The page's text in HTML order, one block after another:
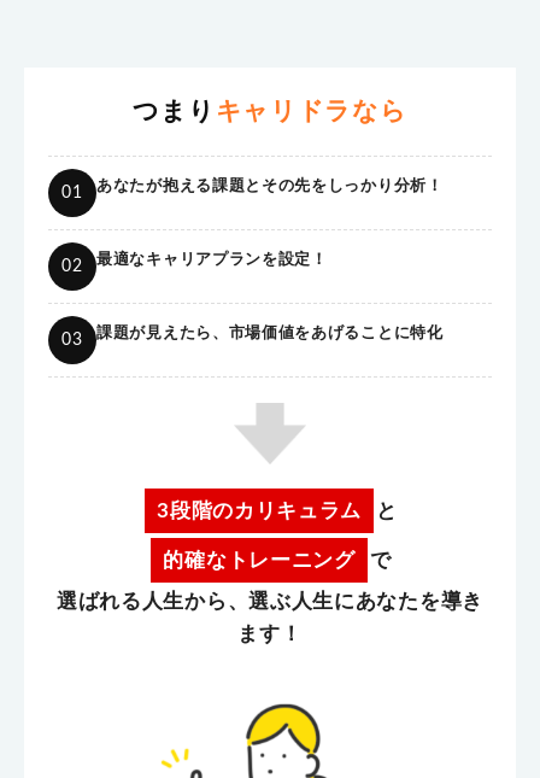
つまり キャリドラなら
01 あなたが抱える課題とその先をしっかり分析！
02 最適なキャリアプランを設定！
03 課題が見えたら、市場価値をあげることに特化
3段階のカリキュラム と
的確なトレーニング
で
選ばれる人生から、選ぶ人生にあなたを導き
ます！